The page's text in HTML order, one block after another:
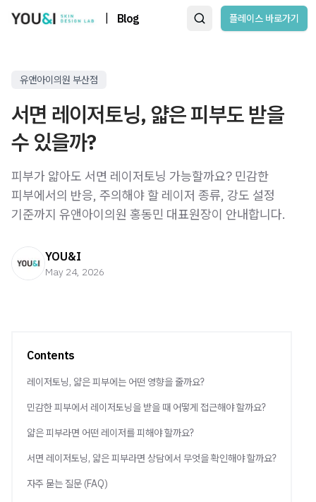
Blog 플레이스 바로가기
유앤아이의원 부산점
서면 레이저토닝, 얇은 피부도 받을
수 있을까?
피부가 얇아도 서면 레이저토닝 가능할까요? 민감한
피부에서의 반응, 주의해야 할 레이저 종류, 강도 설정
기준까지 유앤아이의원 홍동민 대표원장이 안내합니다.
YOU&I
May 24, 2026
Contents
레이저토닝, 얇은 피부에는 어떤 영향을 줄까요?
민감한 피부에서 레이저토닝을 받을 때 어떻게 접근해야 할까요?
얇은 피부라면 어떤 레이저를 피해야 할까요?
서면 레이저토닝, 얇은 피부라면 상담에서 무엇을 확인해야 할까요?
자주 묻는 질문 (FAQ)